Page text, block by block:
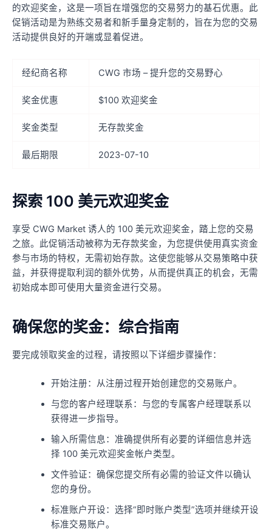
的欢迎奖金，这是一项旨在增强您的交易努力的基石优惠。此
促销活动是为熟练交易者和新手量身定制的，旨在为您的交易
活动提供良好的开端或显着促进。
经纪商名称 CWG 市场 – 提升您的交易野心
奖金优惠 $100 欢迎奖金
奖金类型 无存款奖金
最后期限 2023-07-10
探索 100 美元欢迎奖金
享受 CWG Market 诱人的 100 美元欢迎奖金，踏上您的交易
之旅。此促销活动被称为无存款奖金，为您提供使用真实资金
参与市场的特权，无需初始存款。这使您能够从交易策略中获
益，并获得提取利润的额外优势，从而提供真正的机会，无需
初始成本即可使用大量资金进行交易。
确保您的奖金：综合指南
要完成领取奖金的过程，请按照以下详细步骤操作：
开始注册：从注册过程开始创建您的交易账户。
与您的客户经理联系：与您的专属客户经理联系以
获得进一步指导。
输入所需信息：准确提供所有必要的详细信息并选
择 100 美元欢迎奖金帐户类型。
文件验证：确保您提交所有必需的验证文件以确认
您的身份。
标准账户开设：选择“即时账户类型”选项并继续开设
标准交易账户。